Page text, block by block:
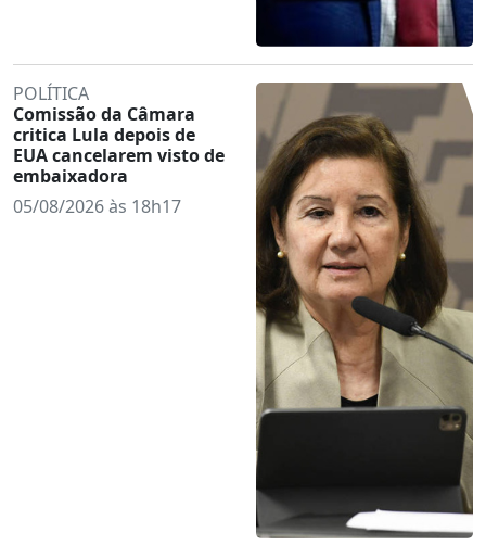
POLÍTICA
Comissão da Câmara
critica Lula depois de
EUA cancelarem visto de
embaixadora
05/08/2026 às 18h17